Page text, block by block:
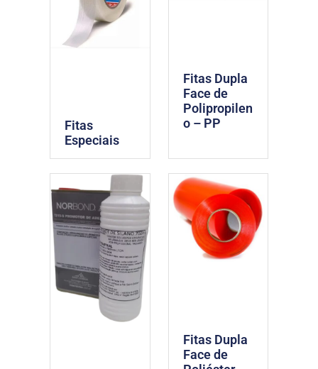
Fitas
Especiais
Fitas Dupla
Face de
Polipropilen
o – PP
Fitas Dupla
Face de